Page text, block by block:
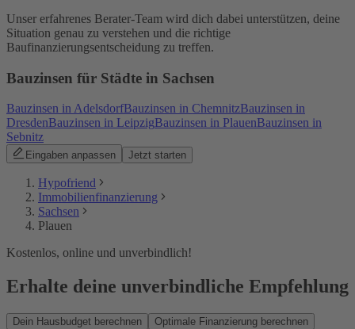
Unser erfahrenes Berater-Team wird dich dabei unterstützen, deine
Situation genau zu verstehen und die richtige
Baufinanzierungsentscheidung zu treffen.
Bauzinsen für Städte in Sachsen
Bauzinsen in AdelsdorfBauzinsen in ChemnitzBauzinsen in
DresdenBauzinsen in LeipzigBauzinsen in PlauenBauzinsen in
Sebnitz
Eingaben anpassen Jetzt starten
Hypofriend
Immobilienfinanzierung
Sachsen
Plauen
Kostenlos, online und unverbindlich!
Erhalte deine unverbindliche Empfehlung
Dein Hausbudget berechnen Optimale Finanzierung berechnen